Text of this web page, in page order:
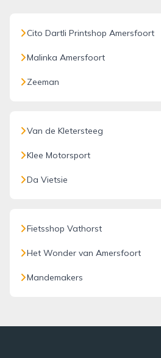
Cito Dartli Printshop Amersfoort
Malinka Amersfoort
Zeeman
Van de Kletersteeg
Klee Motorsport
Da Vietsie
Fietsshop Vathorst
Het Wonder van Amersfoort
Mandemakers